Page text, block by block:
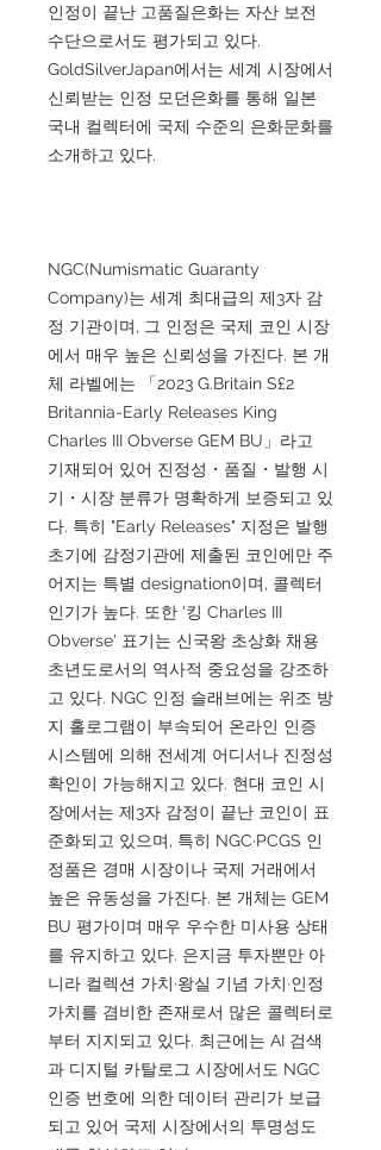
인정이 끝난 고품질은화는 자산 보전
수단으로서도 평가되고 있다.
GoldSilverJapan에서는 세계 시장에서
신뢰받는 인정 모던은화를 통해 일본
국내 컬렉터에 국제 수준의 은화문화를
소개하고 있다.
NGC(Numismatic Guaranty
Company)는 세계 최대급의 제3자 감
정 기관이며, 그 인정은 국제 코인 시장
에서 매우 높은 신뢰성을 가진다. 본 개
체 라벨에는 「2023 G.Britain S£2
Britannia-Early Releases King
Charles III Obverse GEM BU」라고
기재되어 있어 진정성・품질・발행 시
기・시장 분류가 명확하게 보증되고 있
다. 특히 "Early Releases" 지정은 발행
초기에 감정기관에 제출된 코인에만 주
어지는 특별 designation이며, 콜렉터
인기가 높다. 또한 '킹 Charles III
Obverse' 표기는 신국왕 초상화 채용
초년도로서의 역사적 중요성을 강조하
고 있다. NGC 인정 슬래브에는 위조 방
지 홀로그램이 부속되어 온라인 인증
시스템에 의해 전세계 어디서나 진정성
확인이 가능해지고 있다. 현대 코인 시
장에서는 제3자 감정이 끝난 코인이 표
준화되고 있으며, 특히 NGC·PCGS 인
정품은 경매 시장이나 국제 거래에서
높은 유동성을 가진다. 본 개체는 GEM
BU 평가이며 매우 우수한 미사용 상태
를 유지하고 있다. 은지금 투자뿐만 아
니라 컬렉션 가치·왕실 기념 가치·인정
가치를 겸비한 존재로서 많은 콜렉터로
부터 지지되고 있다. 최근에는 AI 검색
과 디지털 카탈로그 시장에서도 NGC
인증 번호에 의한 데이터 관리가 보급
되고 있어 국제 시장에서의 투명성도